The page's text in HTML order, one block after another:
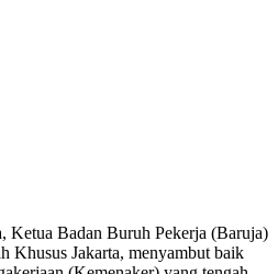
Ketua Badan Buruh Pekerja (Baruja)
Khusus Jakarta, menyambut baik